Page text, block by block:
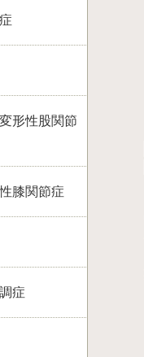
形性股関節
膝関節症
症